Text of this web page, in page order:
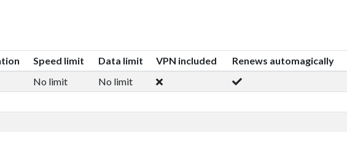
Speed limit Data limit VPN included Renews automagically
No limit No limit